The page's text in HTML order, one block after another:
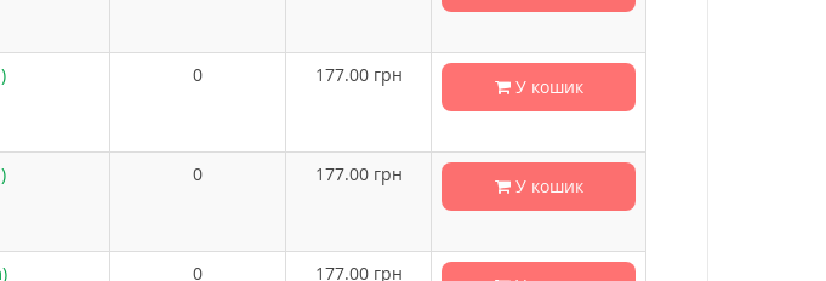
0 177.00грн
У кошик
0 177.00грн
У кошик
0 177.00грн